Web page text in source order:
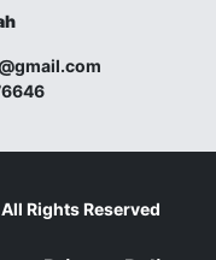
Rights Reserved